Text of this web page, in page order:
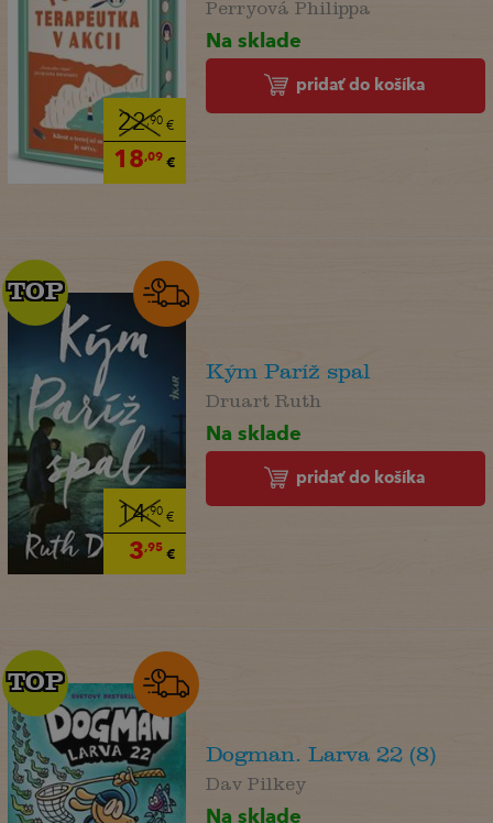
22,90€
18,09€
Perryová Philippa
Na sklade
pridať do košíka
14,90€
3,95€
TOP
TOP
Kým Paríž spal
Druart Ruth
Na sklade
pridať do košíka
TOP
TOP
Dogman. Larva 22 (8)
Dav Pilkey
Na sklade